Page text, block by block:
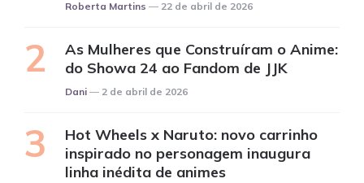
Posted
Roberta Martins 22 de abril de 2026
As Mulheres que Construíram o Anime:
do Showa 24 ao Fandom de JJK
Posted
Dani 2 de abril de 2026
Hot Wheels x Naruto: novo carrinho
inspirado no personagem inaugura
linha inédita de animes